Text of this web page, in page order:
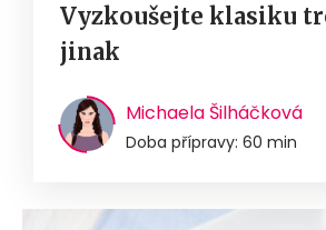
Vyzkoušejte klasiku
jinak
Michaela Šilháčková
Doba přípravy: 60 min